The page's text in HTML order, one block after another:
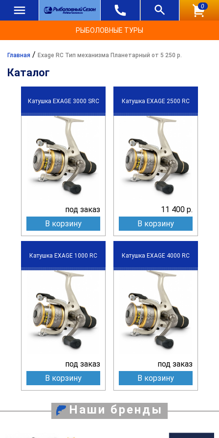
0
РЫБОЛОВНЫЕ ТУРЫ
Главная / Exage RC Тип механизма Планетарный от 5 250 р.
Каталог
Катушка EXAGE 3000 SRC
под заказ
В корзину
Катушка EXAGE 2500 RC
11 400 р.
В корзину
Катушка EXAGE 1000 RC
под заказ
В корзину
Катушка EXAGE 4000 RC
под заказ
В корзину
Наши бренды